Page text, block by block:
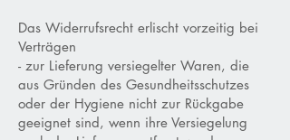
Das Widerrufsrecht erlischt vorzeitig bei
Verträgen
- zur Lieferung versiegelter Waren, die
aus Gründen des Gesundheitsschutzes
oder der Hygiene nicht zur Rückgabe
geeignet sind, wenn ihre Versiegelung